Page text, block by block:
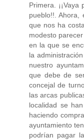
Primera.
pueblo!!.
que nos ha
modesto
en la que se
la
nuestro
que debe de
concejal de
las arcas
localidad se
haciendo
ayuntamiento
podrían pagar